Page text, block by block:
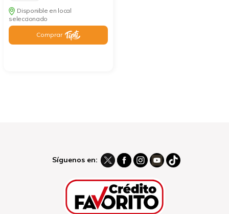
Disponible en local
seleccionado
Comprar
Síguenos en: